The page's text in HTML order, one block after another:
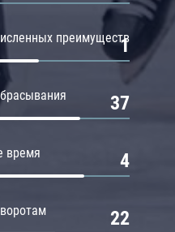
преимуществ
1
37
время 4
22